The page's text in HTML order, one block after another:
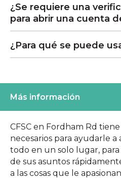
¿Se requiere una
para abrir una cuenta
¿Para qué se puede
Más información
CFSC en Fordham Rd
necesarios para ayudarle
todo en un solo lugar,
de sus asuntos
a las cosas que le